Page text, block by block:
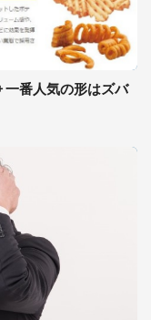
一番人気の形はズバ